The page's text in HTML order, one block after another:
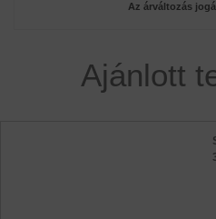
Az árváltozás
Ajánlott